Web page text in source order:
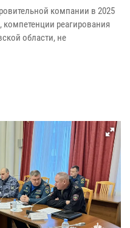
компании в 2025
реагирования
области, не